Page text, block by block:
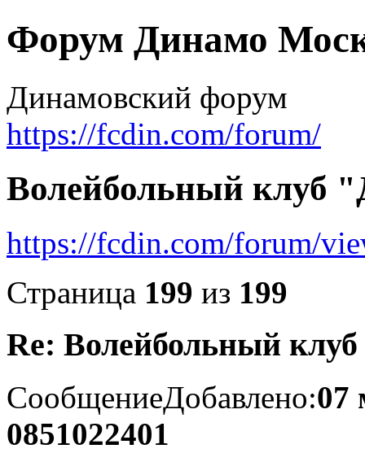
Форум Динамо
Динамовский форум
https://fcdin.com/forum/
Волейбольный клуб
https://fcdin.com/forum/
Страница 199 из 199
Re: Волейбольный
СообщениеДобавлено:07
0851022401